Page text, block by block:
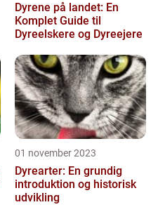
Dyrene på landet: En
Komplet Guide til
Dyreelskere og Dyreejere
01 november 2023
Dyrearter: En grundig
introduktion og historisk
udvikling